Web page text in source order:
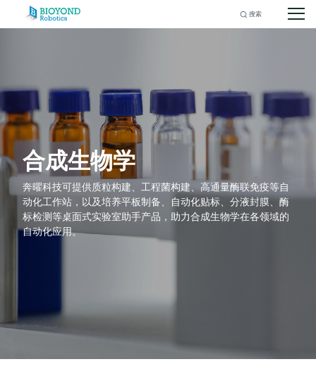
Search
合成生物学
奔曜科技可提供质粒构建、工程菌构建、高通量酶联免疫等自
动化工作站，以及培养平板制备、自动化贴标、分液封膜、酶
标检测等桌面式实验室助手产品，助力合成生物学在各领域的
自动化应用。